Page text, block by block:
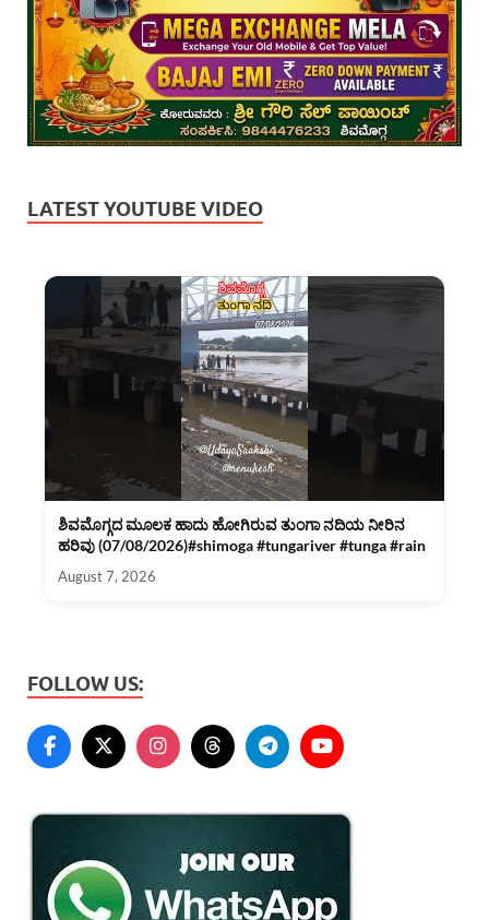
LATEST YOUTUBE VIDEO
ಶಿವಮೊಗ್ಗದ ಮೂಲಕ ಹಾದು ಹೋಗಿರುವ ತುಂಗಾ ನದಿಯ ನೀರಿನ
ಹರಿವು (07/08/2026)#shimoga #tungariver #tunga #rain
August 7, 2026
FOLLOW US: